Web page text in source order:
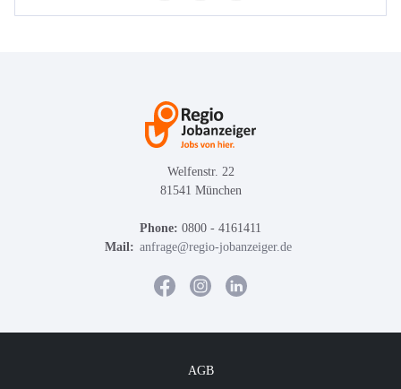
Welfenstr. 22
81541 München
Phone: 0800 - 4161411
Mail: anfrage@regio-jobanzeiger.de
AGB